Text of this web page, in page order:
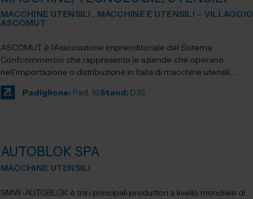
MACCHINE UTENSILI , MACCHINE E UTENSILI – VILLAGGIO
ASCOMUT
ASCOMUT è l’Associazione imprenditoriale del Sistema
Confcommercio che rappresenta le aziende che operano
nell'importazione o distribuzione in Italia di macchine utensili,
utensileri...
Padiglione: Pad. 16Stand: D35
AUTOBLOK SPA
MACCHINE UTENSILI
SMW‑AUTOBLOK è tra i principali produttori a livello mondiale di